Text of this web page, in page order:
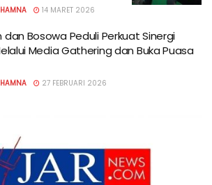
14 MARET 2026
Bosowa Peduli Perkuat Sinergi
Media Gathering dan Buka Puasa
27 FEBRUARI 2026